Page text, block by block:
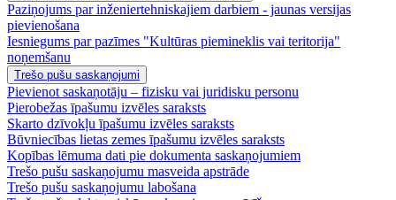
Paziņojums par inženiertehniskajiem darbiem - jaunas versijas
pievienošana
Iesniegums par pazīmes "Kultūras piemineklis vai teritorija"
noņemšanu
Trešo pušu saskaņojumi
Pievienot saskaņotāju – fizisku vai juridisku personu
Pierobežas īpašumu izvēles saraksts
Skarto dzīvokļu īpašumu izvēles saraksts
Būvniecības lietas zemes īpašumu izvēles saraksts
Kopības lēmuma dati pie dokumenta saskaņojumiem
Trešo pušu saskaņojumu masveida apstrāde
Trešo pušu saskaņojumu labošana